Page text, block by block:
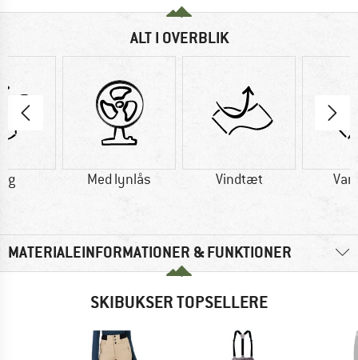
ALT I OVERBLIK
g Med lynlås Vindtæt
MATERIALEINFORMATIONER & FUNKTIONER
SKIBUKSER TOPSELLERE